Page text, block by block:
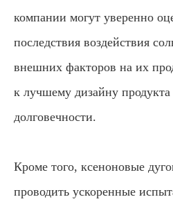
компании могут уверенно
последствия воздействия
внешних факторов на их
к лучшему дизайну
долговечности.
Кроме того, ксеноновые
проводить ускоренные